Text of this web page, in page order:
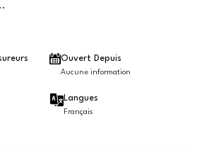
Ouvert Depuis
Aucune information
Langues
Français